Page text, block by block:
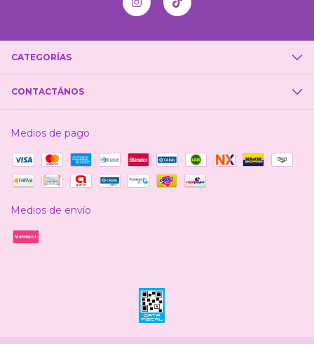
CATEGORÍAS
CONTACTÁNOS
Medios de pago
Medios de envío